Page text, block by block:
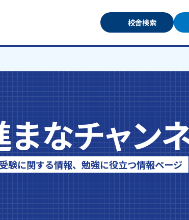
校舎検索
なチャン
受験に関する情報、勉強に役立つ情報ページ